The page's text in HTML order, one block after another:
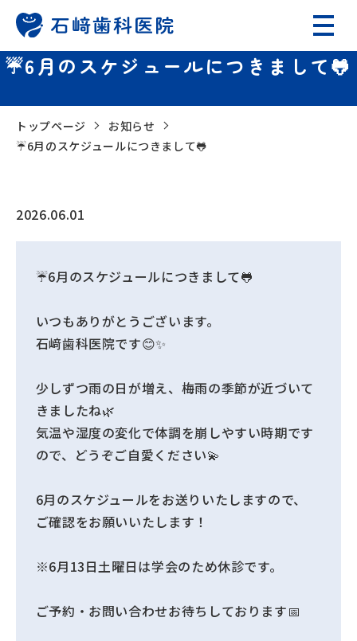
☔6月のスケジュールにつきまして🐸
トップページ
お知らせ
☔6月のスケジュールにつきまして🐸
2026.06.01
☔6月のスケジュールにつきまして🐸
いつもありがとうございます。
石﨑歯科医院です😊✨
少しずつ雨の日が増え、梅雨の季節が近づいて
きましたね🌿
気温や湿度の変化で体調を崩しやすい時期です
ので、どうぞご自愛ください💫
6月のスケジュールをお送りいたしますので、
ご確認をお願いいたします！
※6月13日土曜日は学会のため休診です。
ご予約・お問い合わせお待ちしております📅